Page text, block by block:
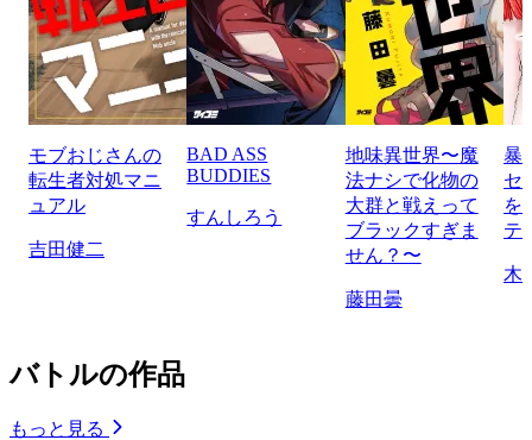
モブおじさんの
転生者対処マニ
ュアル
吉田健二
BAD ASS
BUDDIES
すんしろう
地味異世界〜魔
法ナシで化物の
大群と戦えって
ブラックすぎま
せん？〜
藤田曇
暴
セ
を
テ
木
バトルの作品
もっと見る